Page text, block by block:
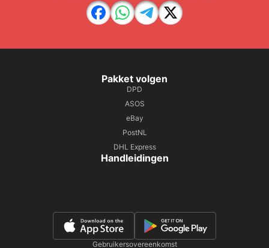
Pakket volgen
DPD
ASOS
eBay
PostNL
DHL Express
Handleidingen
Gebruikersovereenkomst